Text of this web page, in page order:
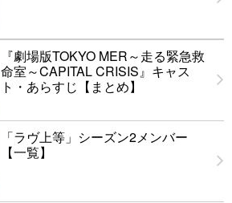
『劇場版TOKYO MER～走る緊急救
命室～CAPITAL CRISIS』キャス
ト・あらすじ【まとめ】
「ラヴ上等」シーズン2メンバー
【一覧】